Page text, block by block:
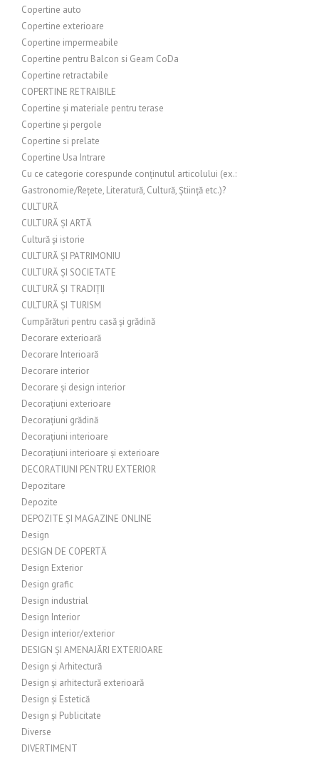
Copertine auto
Copertine exterioare
Copertine impermeabile
Copertine pentru Balcon si Geam CoDa
Copertine retractabile
COPERTINE RETRAIBILE
Copertine și materiale pentru terase
Copertine și pergole
Copertine si prelate
Copertine Usa Intrare
Cu ce categorie corespunde conținutul articolului (ex.:
Gastronomie/Rețete, Literatură, Cultură, Știință etc.)?
CULTURĂ
CULTURĂ ȘI ARTĂ
Cultură și istorie
CULTURĂ ȘI PATRIMONIU
CULTURĂ ȘI SOCIETATE
CULTURĂ ȘI TRADIȚII
CULTURĂ ȘI TURISM
Cumpărături pentru casă și grădină
Decorare exterioară
Decorare Interioară
Decorare interior
Decorare și design interior
Decorațiuni exterioare
Decorațiuni grădină
Decorațiuni interioare
Decorațiuni interioare și exterioare
DECORATIUNI PENTRU EXTERIOR
Depozitare
Depozite
DEPOZITE ȘI MAGAZINE ONLINE
Design
DESIGN DE COPERTĂ
Design Exterior
Design grafic
Design industrial
Design Interior
Design interior/exterior
DESIGN ȘI AMENAJĂRI EXTERIOARE
Design și Arhitectură
Design și arhitectură exterioară
Design și Estetică
Design și Publicitate
Diverse
DIVERTIMENT